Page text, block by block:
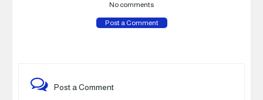
No comments
Post a Comment
Post a Comment